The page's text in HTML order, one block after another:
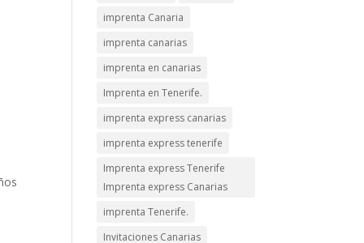
imprenta Canaria
imprenta canarias
imprenta en canarias
Imprenta en Tenerife.
imprenta express canarias
imprenta express tenerife
Imprenta express Tenerife
Imprenta express Canarias
imprenta Tenerife.
Invitaciones Canarias